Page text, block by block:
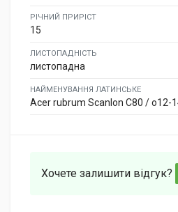
РІЧНИЙ ПРИРІСТ
15
ЛИСТОПАДНІСТЬ
листопадна
НАЙМЕНУВАННЯ ЛАТИНСЬКЕ
Acer rubrum Scanlon C80 / o12-
Хочете залишити відгук?